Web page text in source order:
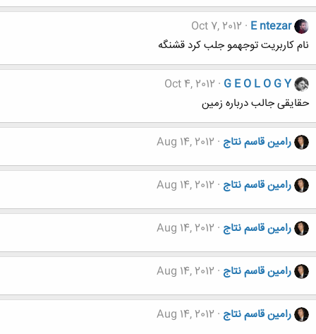
E ntezar
Oct 7, 2012
نام کاربریت توجهمو جلب کرد قشنگه
G E O L O G Y
Oct 4, 2012
حقایقی جالب درباره زمین
رامین قاسم نتاج Aug 14, 2012
رامین قاسم نتاج Aug 14, 2012
رامین قاسم نتاج Aug 14, 2012
رامین قاسم نتاج Aug 14, 2012
رامین قاسم نتاج Aug 14, 2012